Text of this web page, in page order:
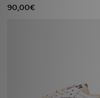
90,00€